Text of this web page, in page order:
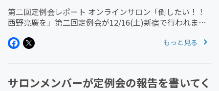
第二回定例会レポート オンラインサロン「倒したい！！
西野亮廣を」第二回定例会が12/16(土)新宿で行われまし
とにかくこのサロンメンバーで集まると話が尽きない！！
もっと見る
サロンメンバーが定例会の報告を書いてく